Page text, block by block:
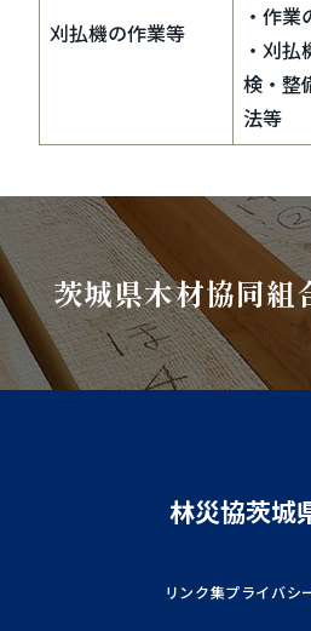
刈払機の作業等
・作業
・刈払
検・整
法等
茨城県木材協同組
林災協茨城
リンク集プライバシ